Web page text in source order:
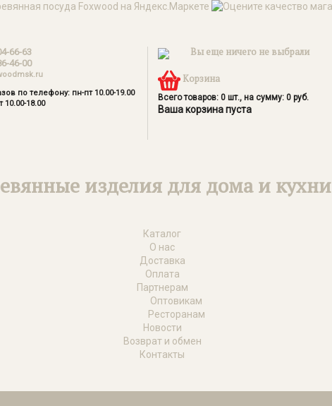
66-63
46-00
по телефону: пн-пт 10.00-19.00
18.00
Вы еще ничего не выбрали
Корзина
Всего товаров: 0 шт., на сумму: 0 руб.
Ваша корзина пуста
изделия для дома и кухни
Каталог
О нас
Доставка
Оплата
Партнерам
Оптовикам
Ресторанам
Новости
Возврат и обмен
Контакты